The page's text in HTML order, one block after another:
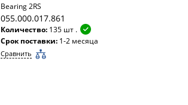
Bearing 2RS
055.000.017.861
Количество: 135 шт .
Срок поставки: 1-2 месяца
Сравнить